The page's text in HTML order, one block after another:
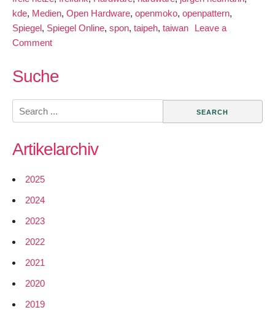
kde, Medien, Open Hardware, openmoko, openpattern,
Spiegel, Spiegel Online, spon, taipeh, taiwan
Leave a
Commenton
Open
und
freie
–
Suche
Search
for:
Artikelarchiv
2025
2024
2023
2022
2021
2020
2019